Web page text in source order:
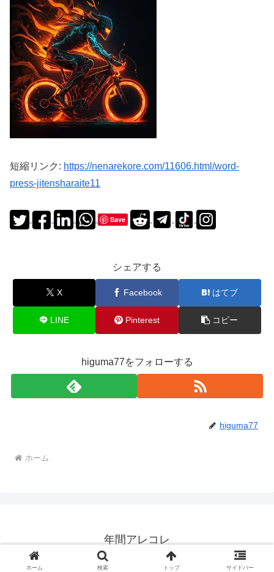
短縮リンク: https://nenarekore.com/11606.html/word-
press-jitensharaite11
Save
シェアする
X Facebook はてブ
LINE Pinterest コピー
higuma77をフォローする
higuma77
ホーム
年間アレコレ
© 2017 年間アレコレ.
ホーム 検索 トップ サイドバー